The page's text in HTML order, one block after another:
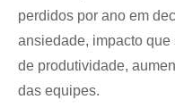
perdidos por ano em
ansiedade, impacto
de produtividade,
das equipes.